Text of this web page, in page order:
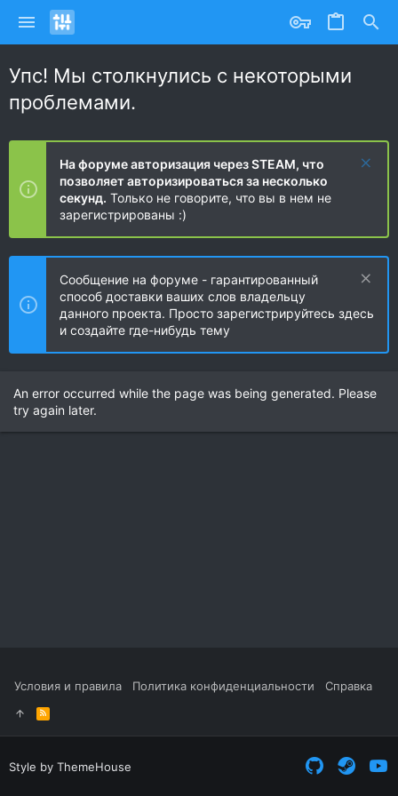
Упс! Мы столкнулись с некоторыми
проблемами.
На форуме авторизация через STEAM, что
позволяет авторизироваться за несколько
секунд. Только не говорите, что вы в нем не
зарегистрированы :)
Сообщение на форуме - гарантированный
способ доставки ваших слов владельцу
данного проекта. Просто зарегистрируйтесь здесь
и создайте где-нибудь тему
An error occurred while the page was being generated. Please
try again later.
Условия и правила Политика конфиденциальности Справка
R
S
S
Style by ThemeHouse